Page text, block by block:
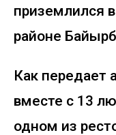
приземлился
районе
Как передает
вместе с 13
одном из